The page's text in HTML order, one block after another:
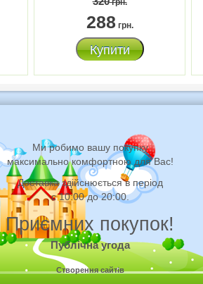
грн.
288 грн.
Купити
Ми робимо вашу покупку
максимально комфортною для Вас!
Доставка здійснюється в період
с 10:00 до 20:00.
Приємних покупок!
Публічна угода
Створення сайтів